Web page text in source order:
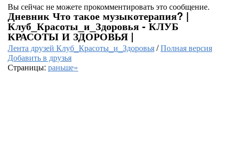
Вы сейчас не можете прокомментировать это сообщение.
Дневник Что такое музыкотерапия? |
Клуб_Красоты_и_Здоровья - КЛУБ
КРАСОТЫ И ЗДОРОВЬЯ |
Лента друзей Клуб_Красоты_и_Здоровья/Полная версия
Добавить в друзья
Страницы: раньше»